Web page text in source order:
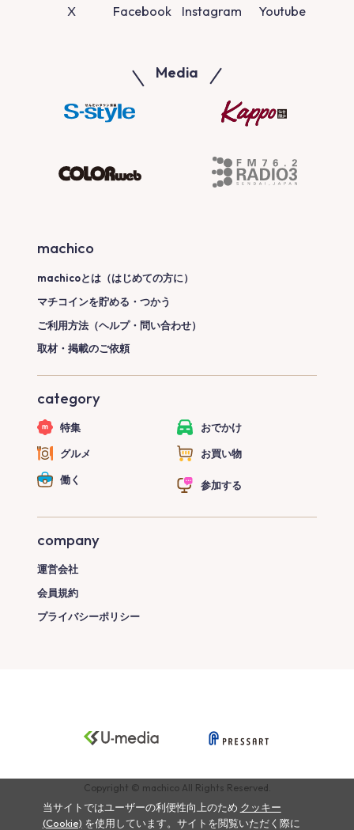
X Facebook Instagram Youtube
Media
machico
machicoとは（はじめての方に）
マチコインを貯める・つかう
ご利用方法（ヘルプ・問い合わせ）
取材・掲載のご依頼
category
特集 おでかけ
グルメ お買い物
働く 参加する
company
運営会社
会員規約
プライバシーポリシー
Copyright © machico All Rights Reserved.
当サイトではユーザーの利便性向上のため クッキー
(Cookie) を使用しています。サイトを閲覧いただく際に